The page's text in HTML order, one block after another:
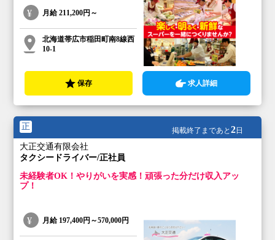
月給211,200円～
北海道帯広市稲田町南8線西
10-1
保存 求人詳細
正 掲載終了まであと 2日
大正交通有限会社
タクシードライバー/正社員
未経験者OK！やりがいを実感！頑張った分だけ収入アッ
プ！
月給 197,400円～570,000円